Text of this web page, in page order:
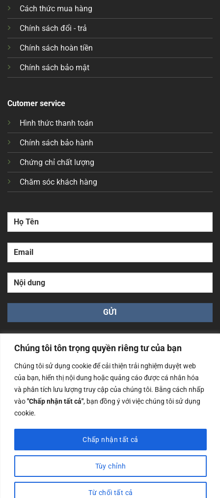
Chúng tôi tôn trọng quyền riêng tư của bạn
Chúng tôi sử dụng cookie để cải thiện trải nghiệm duyệt web
của bạn, hiển thị nội dung hoặc quảng cáo được cá nhân hóa
và phân tích lưu lượng truy cập của chúng tôi. Bằng cách nhấp
vào"Chấp nhận tất cả", bạn đồng ý với việc chúng tôi sử dụng
cookie.
Tùy chỉnh
Từ chối tất cả
Chấp nhận tất cả
Cách thức mua hàng
Chính sách đổi - trả
Chính sách hoàn tiền
Chính sách bảo mật
Cutomer service
Hình thức thanh toán
Chính sách bảo hành
Chứng chỉ chất lượng
Chăm sóc khách hàng
Công ty TNHH Nam Bình Xương - Số ĐKKD: 0108783483
cấp ngày 14/06/2019 bởi Sở Kế Hoạch và Đầu Tư Tp. Hà
Nội
Copyrights @2023 Nam Binh Xuong. All Rights Reserved